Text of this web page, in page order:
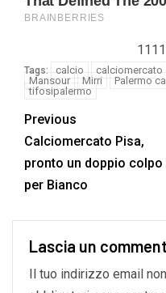
Tags: calcio calciomercato
Mansour
Mirri Palermo
tifosipalermo
Previous
Calciomercato Pisa,
pronto un doppio colpo
per Bianco
Lascia un
Il tuo indirizzo email